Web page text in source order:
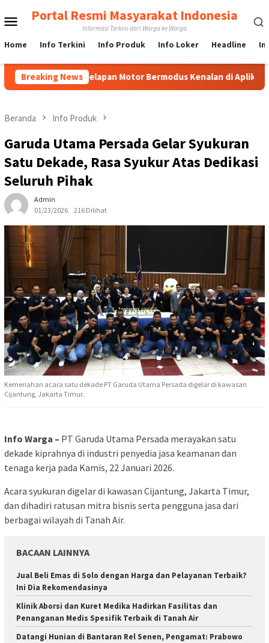
ke
Menu
Mobile
Portal Resmi Masyarakat Indonesia
Informasi Terkini dari Warga ke Warga
Home Info Terkini Info Produk Info Loker Headline
Breaking News
Penggelapan Motor Bermodus Kenalan di Aplikasi Kencan,
Beranda Info Produk
Garuda Utama Persada Gelar Syukuran
Satu Dekade, Rasa Syukur Atas Dedikasi
Seluruh Pihak
Admin
01/23/2026
216 Dilihat
Kemeriahan acara satu dekade PT Garuda Utama Persada digelar di kawasan
Cijantung, Jakarta Timur.
Info Warga – PT Garuda Utama Persada merayakan satu
dekade kiprahnya di industri penyedia jasa keamanan dan
tenaga kerja pada Kamis, 22 Januari 2026.
Acara syukuran digelar di kawasan Cijantung, Jakarta Timur,
dan dihadiri ratusan mitra bisnis serta pengguna jasa dari
berbagai wilayah di Tanah Air.
BACAAN LAINNYA
Jual Beli Emas di Solo dengan Harga dan Pelayanan Terbaik?
Ini Dia Rekomendasinya
Klinik Aborsi dan Kuret Medika Hadirkan Fasilitas dan
Penanganan Medis Spesifik Terbaik di Tanah Air
Datangi Hunian di Bantaran Rel Senen, Pengamat: Prabowo